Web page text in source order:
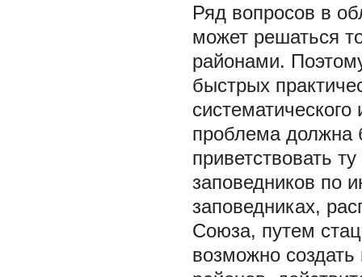
Ряд вопросов в
может решаться
районами.
быстрых
проблема должна
приветствовать
заповедников по
заповедниках,
Союза, путем
возможно